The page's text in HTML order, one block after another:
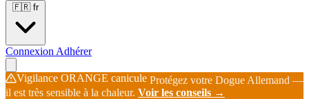
🇫🇷 fr
Connexion Adhérer
Vigilance ORANGE canicule Protégez votre Dogue Allemand —
il est très sensible à la chaleur. Voir les conseils →